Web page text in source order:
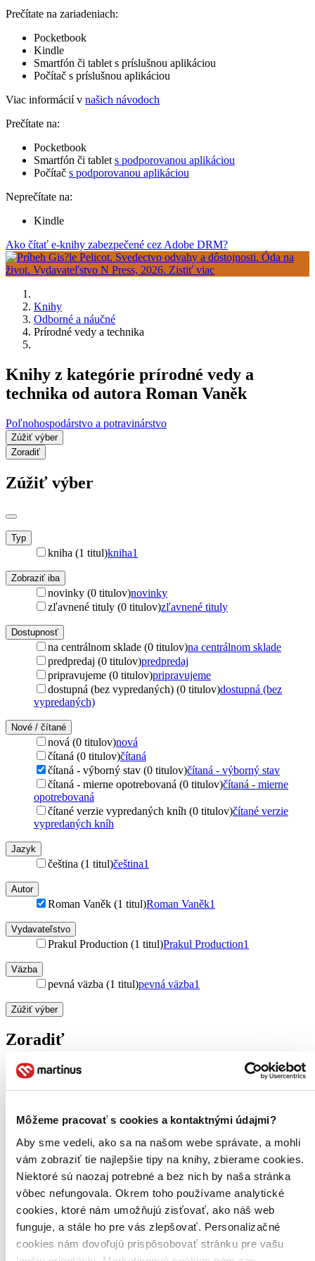
Môžeme pracovať s cookies a kontaktnými údajmi?
Aby sme vedeli, ako sa na našom webe správate, a mohli
vám zobraziť tie najlepšie tipy na knihy, zbierame cookies.
Niektoré sú naozaj potrebné a bez nich by naša stránka
vôbec nefungovala. Okrem toho používame analytické
cookies, ktoré nám umožňujú zisťovať, ako náš web
funguje, a stále ho pre vás zlepšovať. Personalizačné
cookies nám dovoľujú prispôsobovať stránku pre vašu
Prečítate na zariadeniach:
Pocketbook
Kindle
Smartfón či tablet s príslušnou aplikáciou
Počítač s príslušnou aplikáciou
Viac informácií v našich návodoch
Prečítate na:
Pocketbook
Smartfón či tablet s podporovanou aplikáciou
Počítač s podporovanou aplikáciou
Neprečítate na:
Kindle
Ako čítať e-knihy zabezpečené cez Adobe DRM?
Knihy
Odborné a náučné
Prírodné vedy a technika
Knihy z kategórie prírodné vedy a
technika od autora Roman Vaněk
Poľnohospodárstvo a potravinárstvo
Zúžiť výber
Zoradiť
Zúžiť výber
Typ
kniha (1 titul)kniha1
Zobraziť iba
novinky (0 titulov)novinky
zľavnené tituly (0 titulov)zľavnené tituly
Dostupnosť
na centrálnom sklade (0 titulov)na centrálnom sklade
predpredaj (0 titulov)predpredaj
pripravujeme (0 titulov)pripravujeme
dostupná (bez vypredaných) (0 titulov)dostupná (bez
vypredaných)
Nové / čítané
nová (0 titulov)nová
čítaná (0 titulov)čítaná
čítaná - výborný stav (0 titulov)čítaná - výborný stav
čítaná - mierne opotrebovaná (0 titulov)čítaná - mierne
opotrebovaná
čítané verzie vypredaných kníh (0 titulov)čítané verzie
vypredaných kníh
Jazyk
čeština (1 titul)čeština1
Autor
Roman Vaněk (1 titul)Roman Vaněk1
Vydavateľstvo
Prakul Production (1 titul)Prakul Production1
Väzba
pevná väzba (1 titul)pevná väzba1
Zúžiť výber
Zoradiť
Top hodnotené
Najdrahšie
Najlacnejšie
Použité filtre
Zrušiť filtre
Autor Roman Vaněkčítané - výborný stav